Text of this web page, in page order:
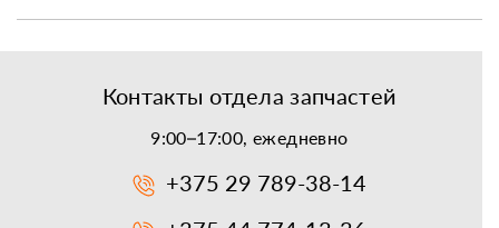
Контакты отдела запчастей
9:00–17:00, ежедневно
+375 29 789-38-14